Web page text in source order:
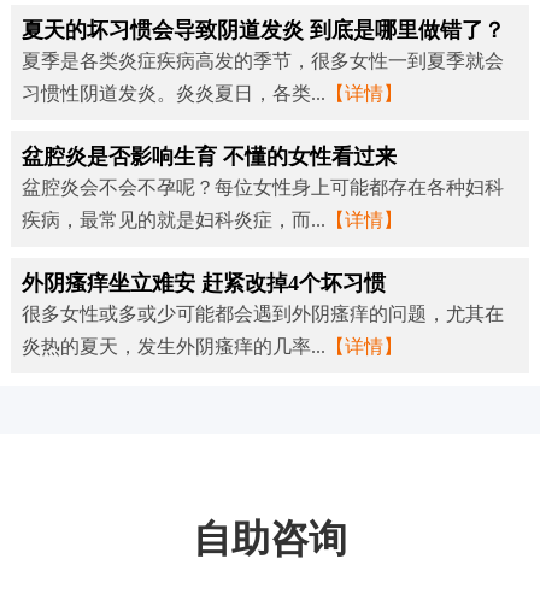
夏天的坏习惯会导致阴道发炎 到底是哪里做错了？
夏季是各类炎症疾病高发的季节，很多女性一到夏季就会
习惯性阴道发炎。炎炎夏日，各类... 【详情】
盆腔炎是否影响生育 不懂的女性看过来
盆腔炎会不会不孕呢？每位女性身上可能都存在各种妇科
疾病，最常见的就是妇科炎症，而... 【详情】
外阴瘙痒坐立难安 赶紧改掉4个坏习惯
很多女性或多或少可能都会遇到外阴瘙痒的问题，尤其在
炎热的夏天，发生外阴瘙痒的几率... 【详情】
自助咨询